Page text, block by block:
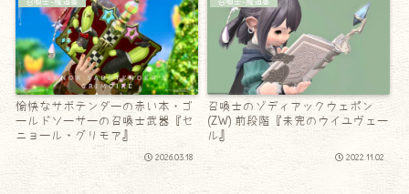
愉快なサボテンダーの赤い本・ゴ
ールドソーサーの召喚士武器『セ
ニョール・グリモア』
2026.03.18
召喚士のゾディアックウェポン
(ZW) 前段階『未完のウイユヴェー
ル』
2022.11.02